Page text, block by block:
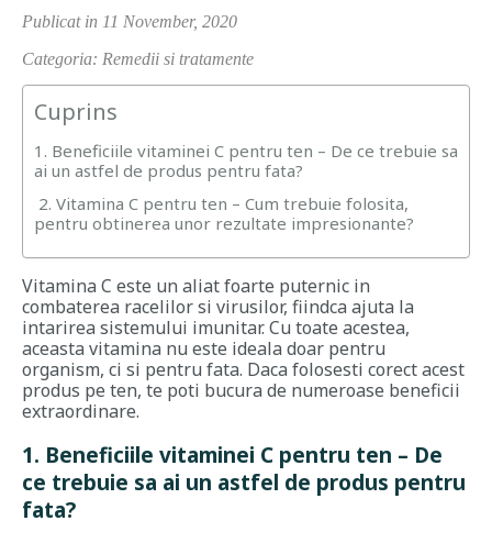
Publicat in 11 November, 2020
Categoria: Remedii si tratamente
Cuprins
1. Beneficiile vitaminei C pentru ten – De ce trebuie sa
ai un astfel de produs pentru fata?
2. Vitamina C pentru ten – Cum trebuie folosita,
pentru obtinerea unor rezultate impresionante?
Vitamina C este un aliat foarte puternic in
combaterea racelilor si virusilor, fiindca ajuta la
intarirea sistemului imunitar. Cu toate acestea,
aceasta vitamina nu este ideala doar pentru
organism, ci si pentru fata. Daca folosesti corect acest
produs pe ten, te poti bucura de numeroase beneficii
extraordinare.
1. Beneficiile vitaminei C pentru ten – De
ce trebuie sa ai un astfel de produs pentru
fata?